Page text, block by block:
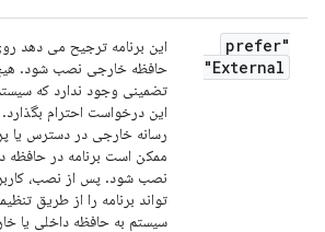
"prefer
External"
این برنامه ترجیح می دهد
حافظه خارجی نصب شود.
تضمینی وجود ندارد که
این درخواست احترام بگذارد.
رسانه خارجی در دسترس یا
ممکن است برنامه در حافظه
نصب شود. پس از نصب،
تواند برنامه را از طریق
سیستم به حافظه داخلی یا